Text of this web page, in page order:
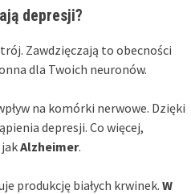
depresji?
Zawdzięczają to obecności
dla Twoich neuronów.
na komórki nerwowe. Dzięki
depresji. Co więcej,
Alzheimer.
produkcję białych krwinek.W